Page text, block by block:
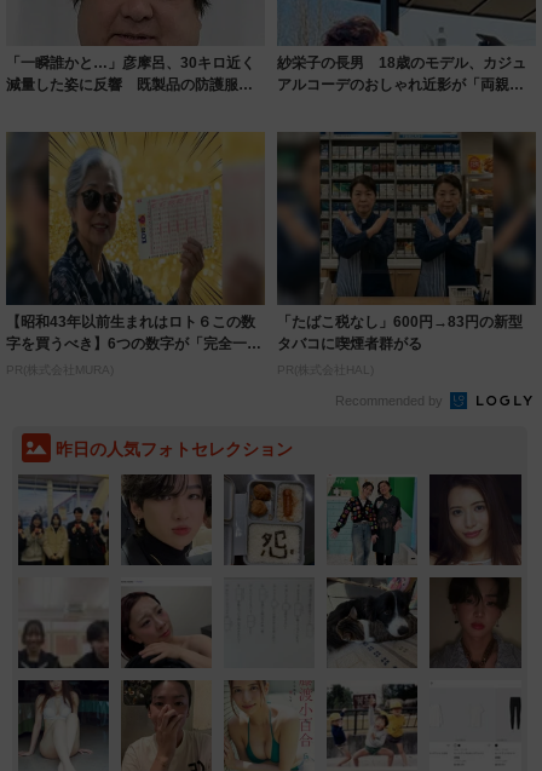
「一瞬誰かと…」彦摩呂、30キロ近く
減量した姿に反響 既製品の防護服が
紗栄子の長男 18歳のモデル、カジュ
アルコーデのおしゃれ近影が「両親の
【昭和43年以前生まれはロト６この数
字を買うべき】6つの数字が「完全一
致」する方...
PR(株式会社MURA)
「たばこ税なし」600円→83円の新型
タバコに喫煙者群がる
PR(株式会社HAL)
Recommended by
昨日の人気フォトセレクション